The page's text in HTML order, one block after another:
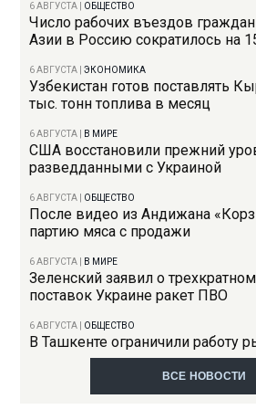
6 АВГУСТА ОБЩЕСТВО
Число рабочих въездов
Азии в Россию сократилось на
6 АВГУСТА |ЭКОНОМИКА
Узбекистан готов поставлять
тыс. тонн топлива в месяц
6 АВГУСТА В МИРЕ
США восстановили прежний
разведданными с Украиной
6 АВГУСТА ОБЩЕСТВО
После видео из Андижана
партию мяса с продажи
6 АВГУСТА В МИРЕ
Зеленский заявил о
поставок Украине ракет ПВО
6 АВГУСТА ОБЩЕСТВО
В Ташкенте ограничили работу
ВСЕ НОВОСТИ